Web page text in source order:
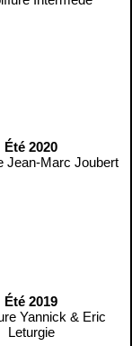
Été 2020
Été 2019